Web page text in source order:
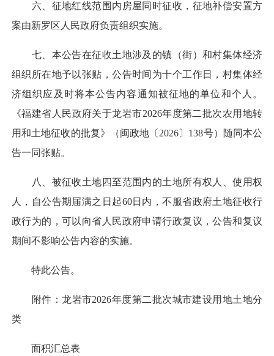
六、征地红线范围内房屋同时征收，征地补偿安置方
案由新罗区人民政府负责组织实施。
七、本公告在征收土地涉及的镇（街）和村集体经济
组织所在地予以张贴，公告时间为十个工作日，村集体经
济组织应及时将本公告内容通知被征地的单位和个人。
《福建省人民政府关于龙岩市2026年度第二批次农用地转
用和土地征收的批复》（闽政地〔2026〕138号）随同本公
告一同张贴。
八、被征收土地四至范围内的土地所有权人、使用权
人，自公告期届满之日起60日内，不服省政府土地征收行
政行为的，可以向省人民政府申请行政复议，公告和复议
期间不影响公告内容的实施。
特此公告。
附件：龙岩市2026年度第二批次城市建设用地土地分
类
面积汇总表